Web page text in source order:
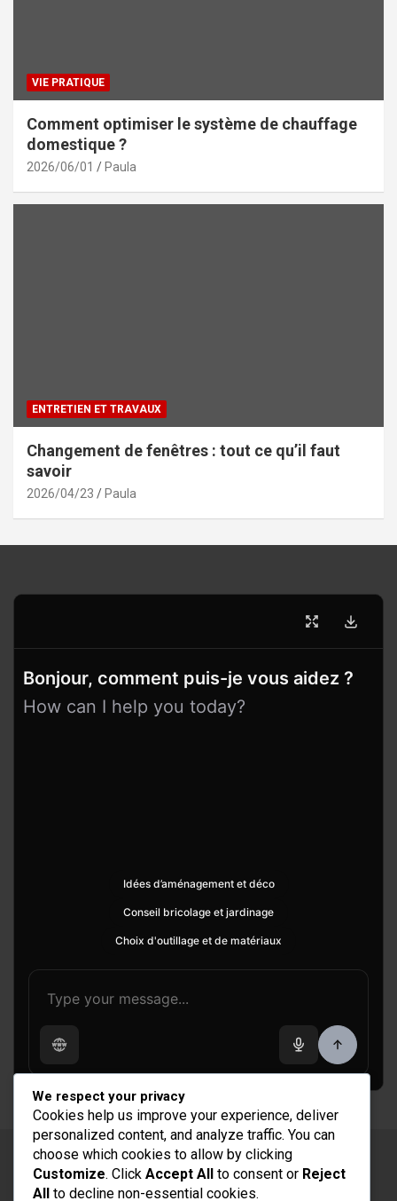
VIE PRATIQUE
Comment optimiser le système de chauffage
domestique ?
2026/06/01 Paula
ENTRETIEN ET TRAVAUX
Changement de fenêtres : tout ce qu’il faut
savoir
2026/04/23 Paula
Bonjour, comment puis-je vous aidez ?
How can I help you today?
Idées d’aménagement et déco
Conseil bricolage et jardinage
Choix d'outillage et de matériaux
Copyright © 2026Rénovation et Décoration
Thème par :Theme Horse
We respect your privacy
Cookies help us improve your experience, deliver
personalized content, and analyze traffic. You can
choose which cookies to allow by clicking
Customize. Click Accept All to consent or Reject
All to decline non-essential cookies.